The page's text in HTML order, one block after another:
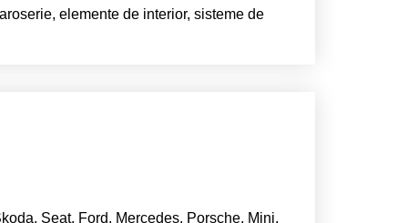
elemente de interior, sisteme de
Seat, Ford, Mercedes, Porsche, Mini,